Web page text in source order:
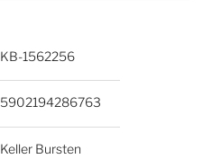
KB-1562256
5902194286763
Keller Bursten